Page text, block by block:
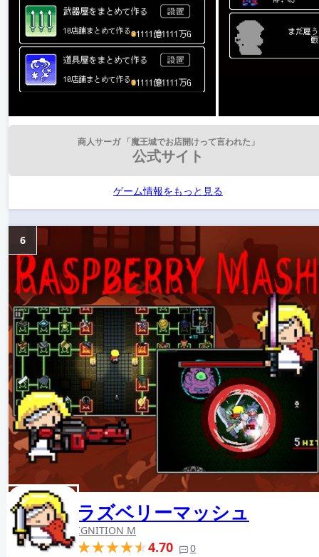
商人サーガ 「魔王城でお店開けって言われた」
公式サイト
ゲーム情報をもっと見る
ラズベリーマッシュ
IGNITION M
4.70 0
6